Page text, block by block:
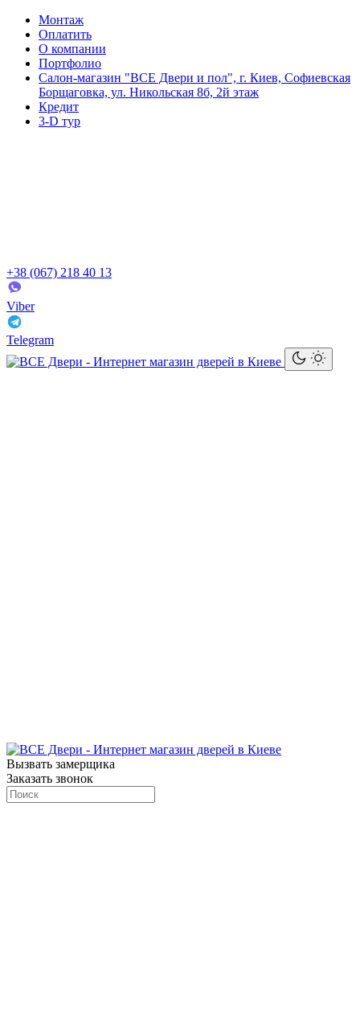
Монтаж
Оплатить
О компании
Портфолио
Салон-магазин "ВСЕ Двери и пол", г. Киев, Софиевская
Борщаговка, ул. Никольская 8б, 2й этаж
Кредит
3-D тур
+38 (067) 218 40 13
Viber
Telegram
Вызвать замерщика
Заказать звонок